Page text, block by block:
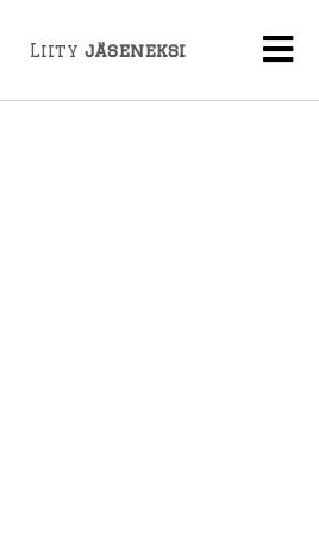
Liity jäseneksi